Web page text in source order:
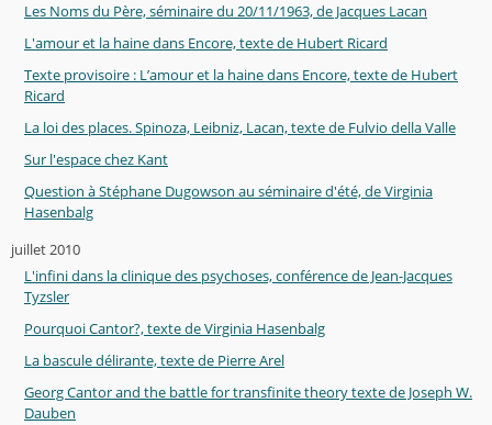
Les Noms du Père, séminaire du 20/11/1963, de Jacques Lacan
L'amour et la haine dans Encore, texte de Hubert Ricard
Texte provisoire : L’amour et la haine dans Encore, texte de Hubert
Ricard
La loi des places. Spinoza, Leibniz, Lacan, texte de Fulvio della Valle
Sur l'espace chez Kant
Question à Stéphane Dugowson au séminaire d'été, de Virginia
Hasenbalg
juillet 2010
L'infini dans la clinique des psychoses, conférence de Jean-Jacques
Tyzsler
Pourquoi Cantor?, texte de Virginia Hasenbalg
La bascule délirante, texte de Pierre Arel
Georg Cantor and the battle for transfinite theory texte de Joseph W.
Dauben